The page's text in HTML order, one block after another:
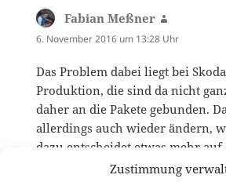
Zustimmung
Fabian Meßner
6. November 2016 um 13:28 Uhr
Das Problem dabei liegt bei
Produktion, die sind da nicht
daher an die Pakete gebunden.
allerdings auch wieder ändern,
dazu entscheidet etwas mehr
Komfort des Kunden